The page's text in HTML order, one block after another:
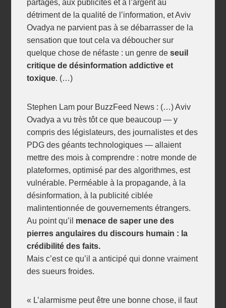
partages, aux publicités et à l’argent au
détriment de la qualité de l’information, et Aviv
Ovadya ne parvient pas à se débarrasser de la
sensation que tout cela va déboucher sur
quelque chose de néfaste : un genre deseuil
critique de désinformation addictive et
toxique. (…)
Stephen Lam pour BuzzFeed News : (…) Aviv
Ovadya a vu très tôt ce que beaucoup — y
compris des législateurs, des journalistes et des
PDG des géants technologiques — allaient
mettre des mois à comprendre : notre monde de
plateformes, optimisé par des algorithmes, est
vulnérable. Perméable à la propagande, à la
désinformation, à la publicité ciblée
malintentionnée de gouvernements étrangers.
Au point qu’il menace de saper une des
pierres angulaires du discours humain : la
crédibilité des faits.
Mais c’est ce qu’il a anticipé qui donne vraiment
des sueurs froides.
« L’alarmisme peut être une bonne chose, il faut